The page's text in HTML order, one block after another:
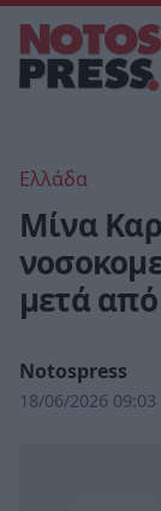
Ελλάδα
Μίνα
μετά
Notospress
18/06/2026 09:03